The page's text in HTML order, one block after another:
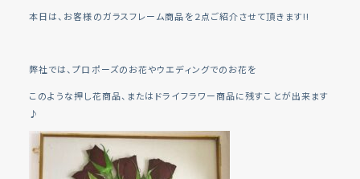
本日は、お客様のガラスフレーム商品を２点ご紹介させて頂きます!!
弊社では、プロポーズのお花やウエディングでのお花を
このような押し花商品、またはドライフラワー商品に残すことが出来ます
♪